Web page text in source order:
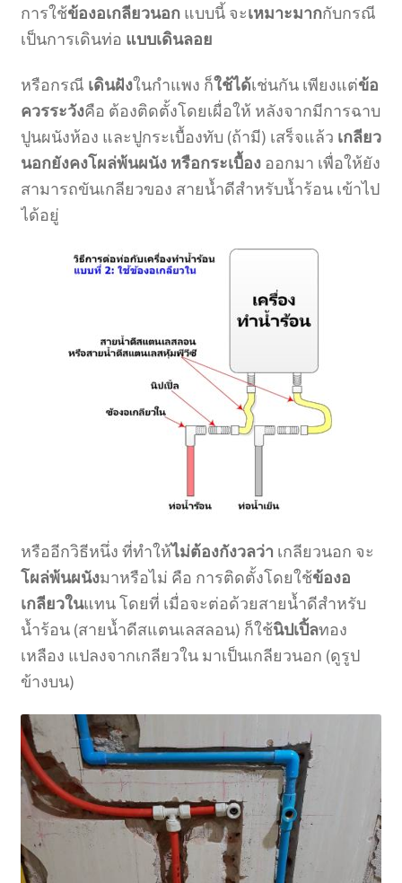
การใช้ข้องอเกลียวนอกแบบนี้ จะเหมาะมากกับกรณี
เป็นการเดินท่อ แบบเดินลอย
หรือกรณี เดินฝังในกำแพง ก็ใช้ได้เช่นกัน เพียงแต่ข้อ
ควรระวังคือ ต้องติดตั้งโดยเผื่อให้ หลังจากมีการฉาบ
ปูนผนังห้อง และปูกระเบื้องทับ (ถ้ามี) เสร็จแล้ว เกลียว
นอกยังคงโผล่พ้นผนัง หรือกระเบื้องออกมา เพื่อให้ยัง
สามารถขันเกลียวของ สายน้ำดีสำหรับน้ำร้อน เข้าไป
ได้อยู่
หรืออีกวิธีหนึ่ง ที่ทำให้ไม่ต้องกังวลว่า เกลียวนอก จะ
โผล่พ้นผนังมาหรือไม่ คือ การติดตั้งโดยใช้ข้องอ
เกลียวในแทน โดยที่ เมื่อจะต่อด้วยสายน้ำดีสำหรับ
น้ำร้อน (สายน้ำดีสแตนเลสลอน) ก็ใช้นิปเปิ้ลทอง
เหลือง แปลงจากเกลียวใน มาเป็นเกลียวนอก (ดูรูป
ข้างบน)